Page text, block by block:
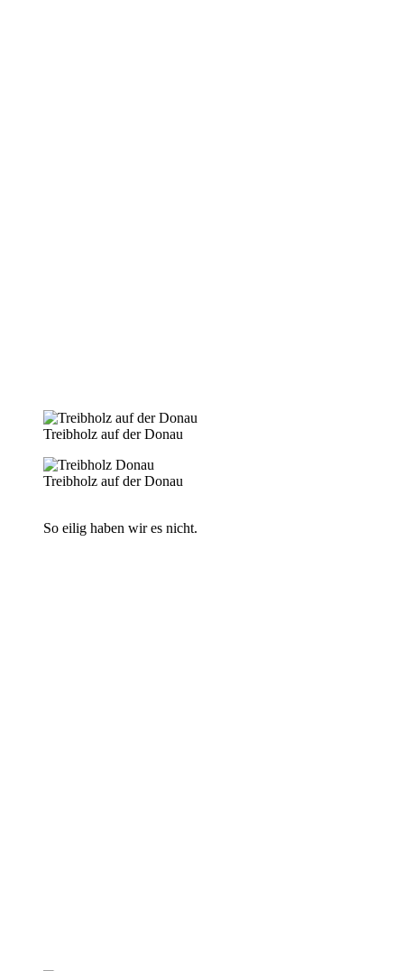
Treibholz auf der Donau
Treibholz auf der Donau
So eilig haben wir es nicht.